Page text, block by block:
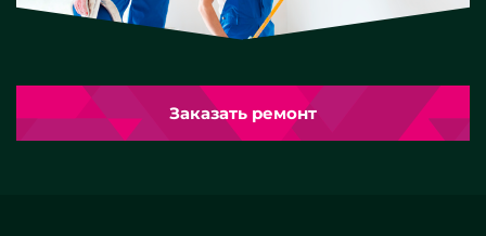
Заказать ремонт